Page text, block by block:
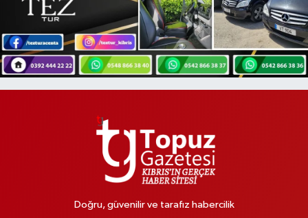
Doğru, güvenilir ve tarafız habercilik